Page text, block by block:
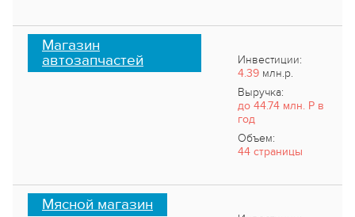
Магазин
автозапчастей
Инвестиции:
4.39млн.р.
Выручка:
до 44.74 млн. Р в
год
Объем:
44 страницы
Мясной магазин